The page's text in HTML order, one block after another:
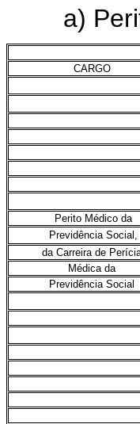
a) Perito
CARGO
Perito Médico da
Previdência Social,
da Carreira de
Médica da
Previdência Social